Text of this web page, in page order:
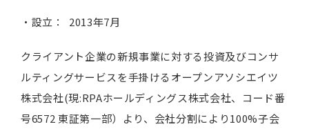
・設立： 2013年7月
クライアント企業の新規事業に対する投資及びコンサ
ルティングサービスを手掛けるオープンアソシエイツ
株式会社(現:RPAホールディングス株式会社、コード番
号6572 東証第一部）より、会社分割により100%子会